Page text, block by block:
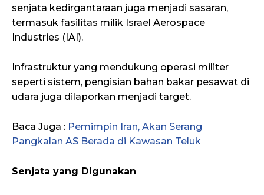
senjata kedirgantaraan juga menjadi sasaran,
termasuk fasilitas milik Israel Aerospace
Industries (IAI).
Infrastruktur yang mendukung operasi militer
seperti sistem, pengisian bahan bakar pesawat di
udara juga dilaporkan menjadi target.
Baca Juga : Pemimpin Iran, Akan Serang
Pangkalan AS Berada di Kawasan Teluk
Senjata yang Digunakan